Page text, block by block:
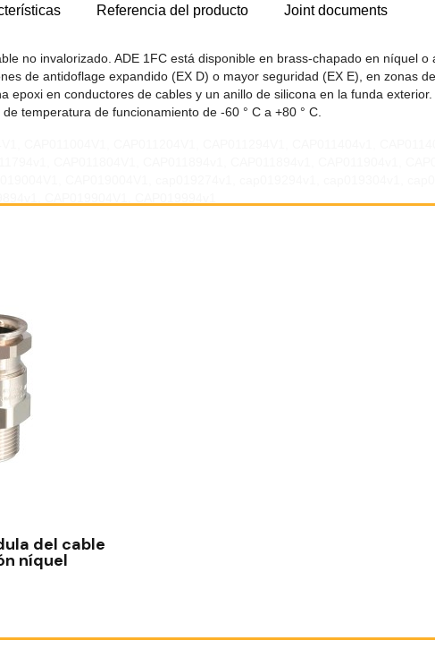
Referencia del producto Joint documents
no invalorizado. ADE 1FC está disponible en brass-chapado en níquel
de antidoflage expandido (EX D) o mayor seguridad (EX E), en zonas
epoxi en conductores de cables y un anillo de silicona en la funda
temperatura de funcionamiento de -60 ° C a +80 ° C.
del cable
níquel